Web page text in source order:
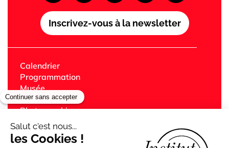
Inscrivez-vous à la newsletter
Calendrier
Programmation
Musée
Festival Lumière
Photographie
Librairie
Café
Cinémas Lumière